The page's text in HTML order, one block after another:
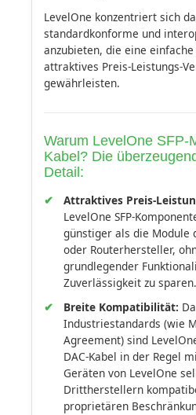
LevelOne konzentriert sich
standardkonforme und
anzubieten, die eine
attraktives Preis-Leistungs-
gewährleisten.
Warum LevelOne SFP-
Kabel? Die
Detail:
Attraktives Preis-
LevelOne SFP-
günstiger als die Module
oder Routerhersteller,
grundlegender
Zuverlässigkeit zu sparen.
Breite Kompatibilität:
Industriestandards (wie
Agreement) sind
DAC-Kabel in der Regel
Geräten von LevelOne
Drittherstellern
proprietären